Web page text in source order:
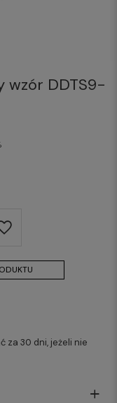
wzór DDTS9-
za 30 dni, jeżeli nie